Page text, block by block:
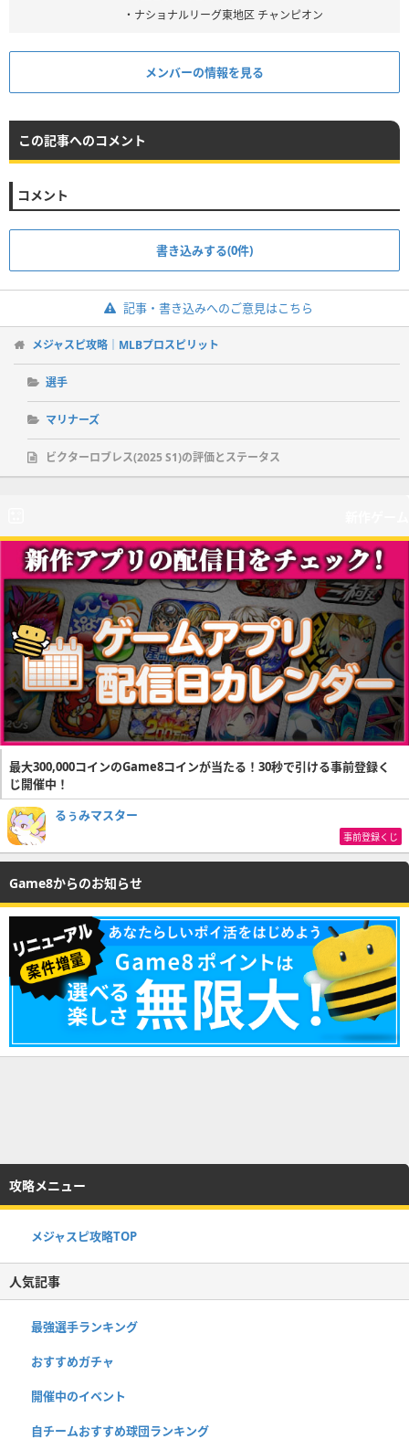
・ナショナルリーグ東地区 チャンピオン
メンバーの情報を見る
この記事へのコメント
コメント
書き込みする(0件)
記事・書き込みへのご意見はこちら
メジャスピ攻略｜MLBプロスピリット
選手
マリナーズ
ビクターロブレス(2025 S1)の評価とステータス
最大300,000コインのGame8コインが当たる！30秒で引ける事前登録く
じ開催中！
るぅみマスター
事前登録くじ
Game8からのお知らせ
攻略メニュー
メジャスピ攻略TOP
人気記事
最強選手ランキング
おすすめガチャ
開催中のイベント
自チームおすすめ球団ランキング